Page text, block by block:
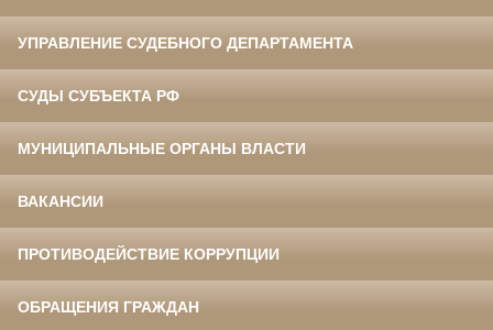
УПРАВЛЕНИЕ СУДЕБНОГО ДЕПАРТАМЕНТА
СУДЫ СУБЪЕКТА РФ
МУНИЦИПАЛЬНЫЕ ОРГАНЫ ВЛАСТИ
ВАКАНСИИ
ПРОТИВОДЕЙСТВИЕ КОРРУПЦИИ
ОБРАЩЕНИЯ ГРАЖДАН